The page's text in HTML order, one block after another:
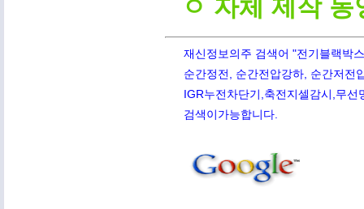
ㅇ 자체 제작
재신정보의주 검색어 "전기블랙박
순간정전, 순간전압강하, 순간저전
IGR누전차단기,축전지셀감시,무
검색이가능합니다.